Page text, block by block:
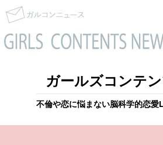
ガールズコンテ
不倫や恋に悩まない脳科学的恋愛